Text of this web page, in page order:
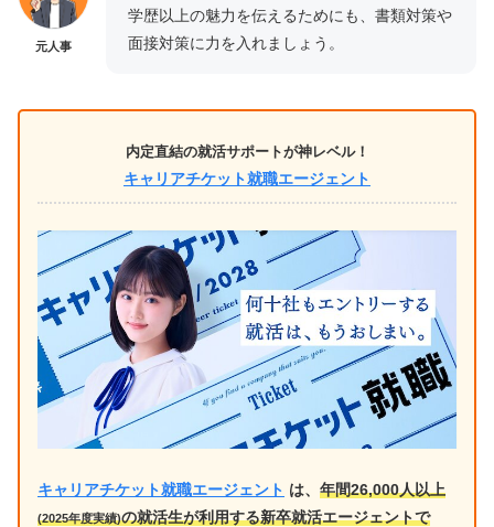
元人事
学歴以上の魅力を伝えるためにも、書類対策や
面接対策に力を入れましょう。
内定直結の就活サポートが神レベル！
キャリアチケット就職エージェント
キャリアチケット就職エージェント は、 年間26,000人以上
(2025年度実績)の就活生が利用する新卒就活エージェントで